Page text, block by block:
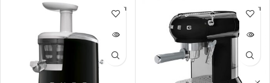
اتمام مو
جودی
اتمام مو
جودی